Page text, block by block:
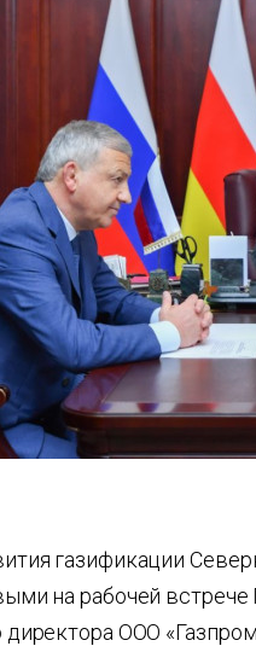
газификации
на рабочей
директора ООО